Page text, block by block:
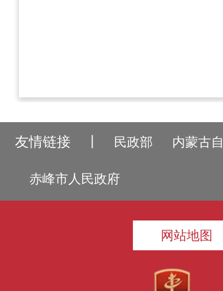
友情链接 民政部 内蒙古
赤峰市人民政府
网站地图